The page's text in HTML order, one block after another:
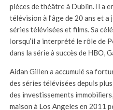
pièces de théâtre à Dublin. Il a
télévision à l’âge de 20 ans et a
séries télévisées et films. Sa
lorsqu’il a interprété le rôle de
dans la série à succès de HBO,
Aidan Gillen a accumulé sa
des séries télévisées depuis
des investissements
maison à Los Angeles en 2011